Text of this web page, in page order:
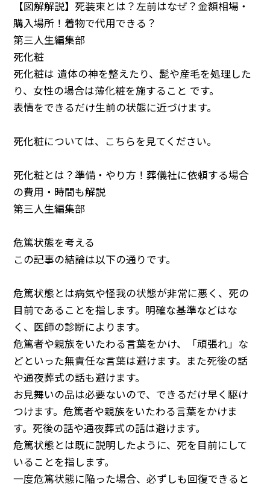
【図解解説】死装束とは？左前はなぜ？金額相場・
購入場所！着物で代用できる？
第三人生編集部
死化粧
死化粧は 遺体の神を整えたり、髭や産毛を処理した
り、女性の場合は薄化粧を施すること です。
表情をできるだけ生前の状態に近づけます。
死化粧については、こちらを見てください。
死化粧とは？準備・やり方！葬儀社に依頼する場合
の費用・時間も解説
第三人生編集部
危篤状態を考える
この記事の結論は以下の通りです。
危篤状態とは病気や怪我の状態が非常に悪く、死の
目前であることを指します。明確な基準などはな
く、医師の診断によります。
危篤者や親族をいたわる言葉をかけ、「頑張れ」な
どといった無責任な言葉は避けます。また死後の話
や通夜葬式の話も避けます。
お見舞いの品は必要ないので、できるだけ早く駆け
つけます。危篤者や親族をいたわる言葉をかけま
す。死後の話や通夜葬式の話は避けます。
危篤状態とは既に説明したように、死を目前にして
いることを指します。
一度危篤状態に陥った場合、必ずしも回復できると